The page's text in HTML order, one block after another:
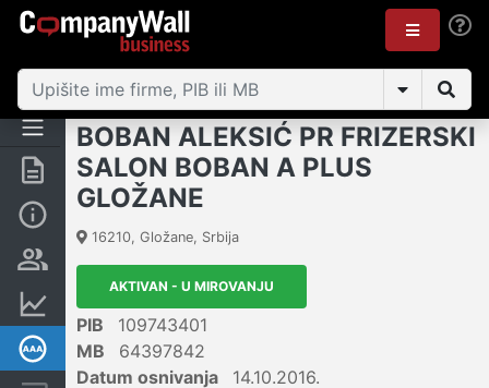
Rezime
Osnovni podaci
Finansijski podaci
Dubinska bonitetna ocena
BOBAN ALEKSIĆ PR FRIZERSKI
SALON BOBAN A PLUS
GLOŽANE
16210, Gložane, Srbija
AKTIVAN - U MIROVANJU
PIB
109743401
MB
64397842
Datum osnivanja
14.10.2016.